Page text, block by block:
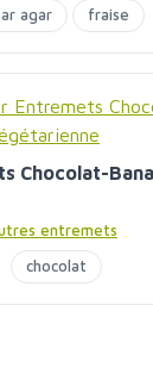
agar
fraise
Chocolat-
entremets
chocolat